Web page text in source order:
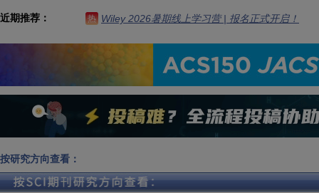
近期推荐： 热 Wiley 2026暑期线上学习营 | 报名正式开启！
按研究方向查看：